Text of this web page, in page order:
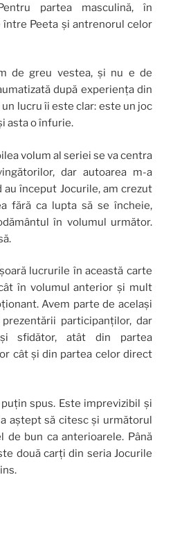
partea masculină, în
Peeta și antrenorul celor
de greu vestea, și nu e de
după experiența din
lucru îi este clar: este un joc
asta o înfurie.
volum al seriei se va centra
dar autoarea m-a
au început Jocurile, am crezut
fără ca lupta să se încheie,
în volumul următor.
lucrurile în această carte
în volumul anterior și mult
Avem parte de același
participanților, dar
sfidător, atât din partea
cât și din partea celor direct
spus. Este imprevizibil și
aștept să citesc și următorul
de bun ca anterioarele. Până
două carți din seria Jocurile